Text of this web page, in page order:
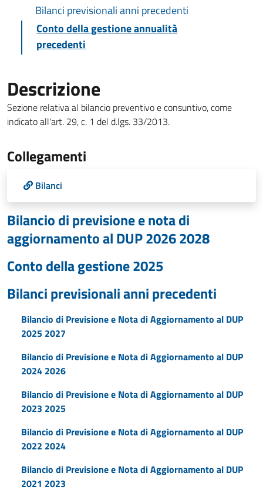
Bilanci previsionali anni precedenti
Conto della gestione annualità
precedenti
Descrizione
Sezione relativa al bilancio preventivo e consuntivo, come
indicato all'art. 29, c. 1 del d.lgs. 33/2013.
Collegamenti
Bilanci
Bilancio di previsione e nota di
aggiornamento al DUP 2026 2028
Conto della gestione 2025
Bilanci previsionali anni precedenti
Bilancio di Previsione e Nota di Aggiornamento al DUP
2025 2027
Bilancio di Previsione e Nota di Aggiornamento al DUP
2024 2026
Bilancio di Previsione e Nota di Aggiornamento al DUP
2023 2025
Bilancio di Previsione e Nota di Aggiornamento al DUP
2022 2024
Bilancio di Previsione e Nota di Aggiornamento al DUP
2021 2023